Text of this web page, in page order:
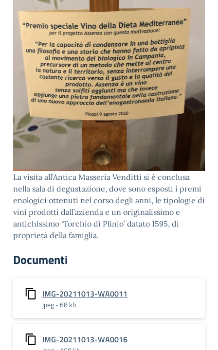
La visita all’Antica Masseria Venditti si è conclusa
nella sala di degustazione, dove sono esposti i premi
enologici ottenuti nel corso degli anni, le tipologie di
vini prodotti dall’azienda e un originalissimo e
antichissimo ‘Torchio di Plinio’ datato 1595, di
proprietà della famiglia.
Documenti
IMG-20211013-WA0011
jpeg - 68 kb
IMG-20211013-WA0016